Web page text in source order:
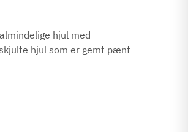
hjul med
hjul som er gemt pænt